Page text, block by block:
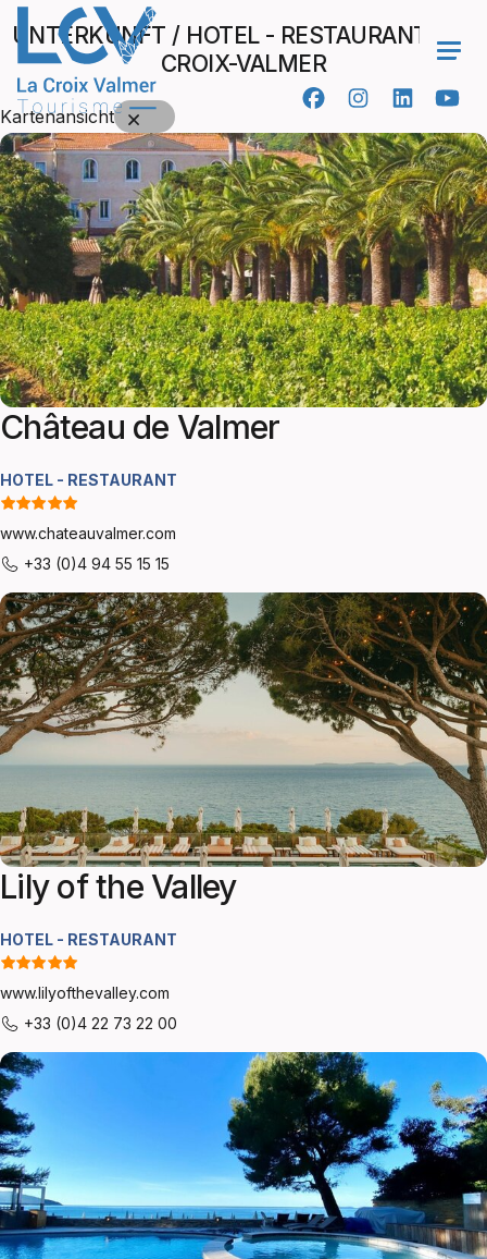
UNTERKUNFT / HOTEL - RESTAURANT / LA
CROIX-VALMER
Kartenansicht
Château de Valmer
HOTEL - RESTAURANT
www.chateauvalmer.com
+33 (0)4 94 55 15 15
Lily of the Valley
HOTEL - RESTAURANT
www.lilyofthevalley.com
+33 (0)4 22 73 22 00